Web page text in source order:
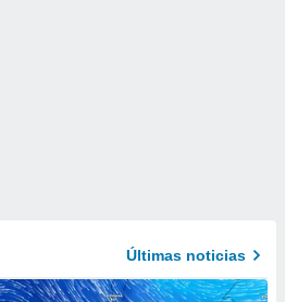
Últimas noticias